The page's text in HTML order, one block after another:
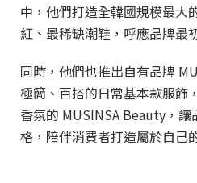
中，他們打造全韓國規模最大
紅、最稀缺潮鞋，呼應品牌最
同時，他們也推出自有品牌
極簡、百搭的日常基本款服飾
香氛的 MUSINSA Beauty，
格，陪伴消費者打造屬於自己